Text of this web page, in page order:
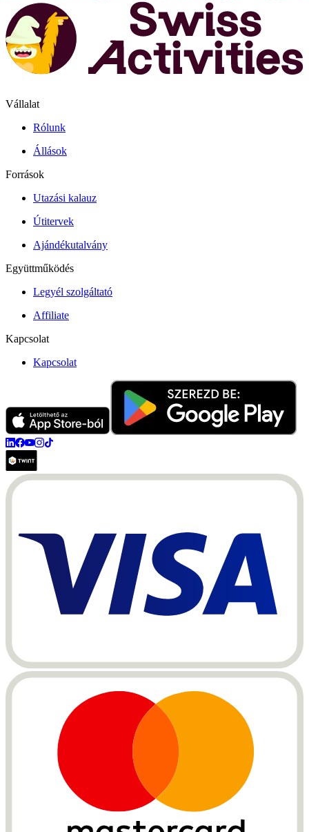
Vállalat
Rólunk
Állások
Források
Utazási kalauz
Útitervek
Ajándékutalvány
Együttműködés
Legyél szolgáltató
Affiliate
Kapcsolat
Kapcsolat